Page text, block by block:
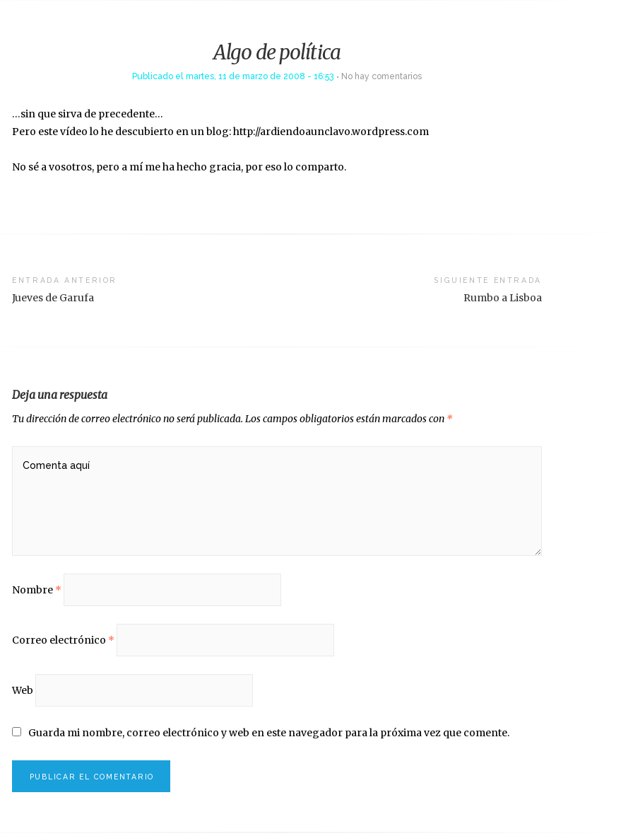
Algo de política
Publicado el martes, 11 de marzo de 2008 - 16:53 No hay comentarios
…sin que sirva de precedente…
Pero este vídeo lo he descubierto en un blog: http://ardiendoaunclavo.wordpress.com
No sé a vosotros, pero a mí me ha hecho gracia, por eso lo comparto.
ENTRADA ANTERIOR
Jueves de Garufa
SIGUIENTE ENTRADA
Rumbo a Lisboa
Deja una respuesta
Tu dirección de correo electrónico no será publicada. Los campos obligatorios están marcados con *
Nombre *
Correo electrónico *
Web
Guarda mi nombre, correo electrónico y web en este navegador para la próxima vez que comente.